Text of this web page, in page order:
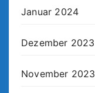
Januar 2024
Dezember 2023
November 2023